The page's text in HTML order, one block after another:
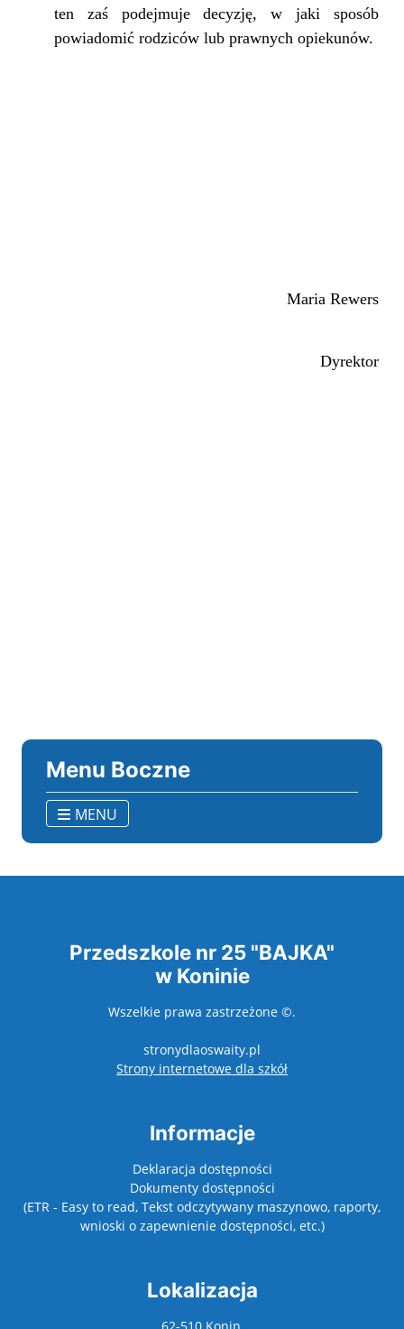
Menu Boczne
MENU
ten zaś podejmuje decyzję, w jaki sposób
powiadomić rodziców lub prawnych opiekunów.
Maria Rewers
Dyrektor
Przedszkole nr 25 "BAJKA"
w Koninie
Wszelkie prawa zastrzeżone ©.
stronydlaoswaity.pl
Strony internetowe dla szkółotwiera się w
Informacje
Deklaracja dostępności
Dokumenty dostępności
(ETR - Easy to read, Tekst odczytywany maszynowo, raporty,
wnioski o zapewnienie dostępności, etc.)
Lokalizacja